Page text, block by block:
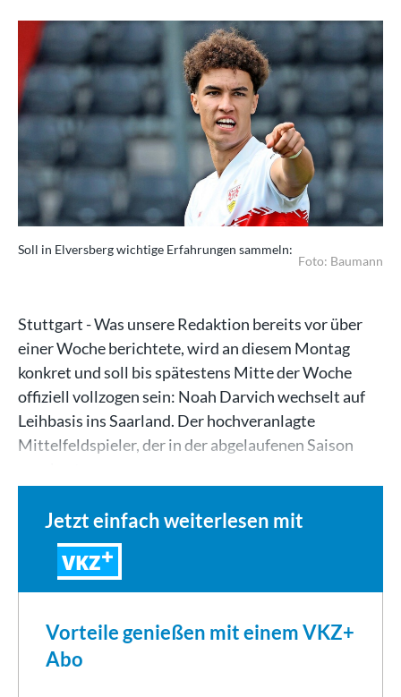
Soll in Elversberg wichtige Erfahrungen sammeln:
Foto: Baumann
Stuttgart - Was unsere Redaktion bereits vor über
einer Woche berichtete, wird an diesem Montag
konkret und soll bis spätestens Mitte der Woche
offiziell vollzogen sein: Noah Darvich wechselt auf
Leihbasis ins Saarland. Der hochveranlagte
Mittelfeldspieler, der in der abgelaufenen Saison
Jetzt einfach weiterlesen mit
VKZ
Vorteile genießen mit einem VKZ+
Abo